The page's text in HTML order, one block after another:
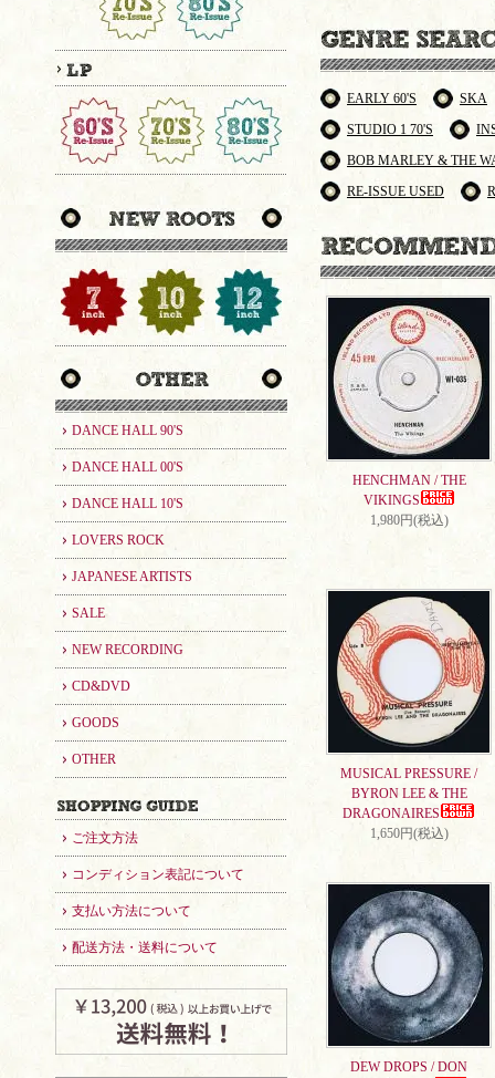
DANCE HALL 90'S
DANCE HALL 00'S
DANCE HALL 10'S
LOVERS ROCK
JAPANESE ARTISTS
SALE
NEW RECORDING
CD&DVD
GOODS
OTHER
ご注文方法
コンディション表記について
支払い方法について
配送方法・送料について
EARLY 60'S
SKA
STUDIO 1 70'S
BOB MARLEY & THE
RE-ISSUE USED
HENCHMAN / THE
VIKINGS
1,980円(税込)
MUSICAL PRESSURE /
BYRON LEE & THE
DRAGONAIRES
1,650円(税込)
DEW DROPS / DON